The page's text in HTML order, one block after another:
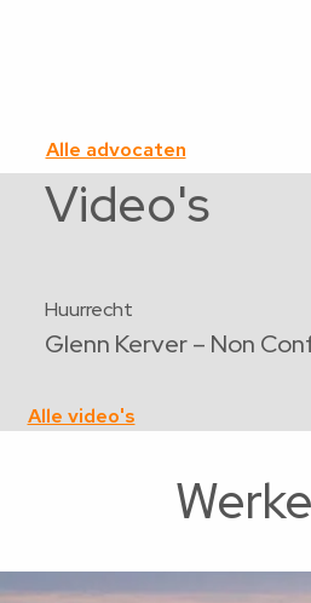
Alle advocaten
Video's
Huurrecht
Glenn Kerver – Non
Alle video's